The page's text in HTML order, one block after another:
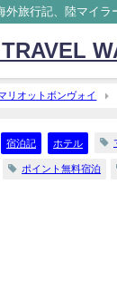
外旅行記、陸マイラ
リオットボンヴォイ
宿泊記 ホテル
ポイント無料宿泊